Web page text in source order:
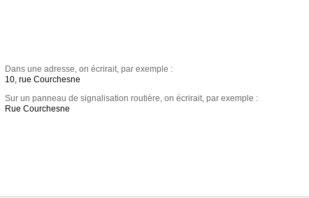
Dans une adresse, on écrirait, par exemple :
10, rue Courchesne
Sur un panneau de signalisation routière, on écrirait, par exemple :
Rue Courchesne